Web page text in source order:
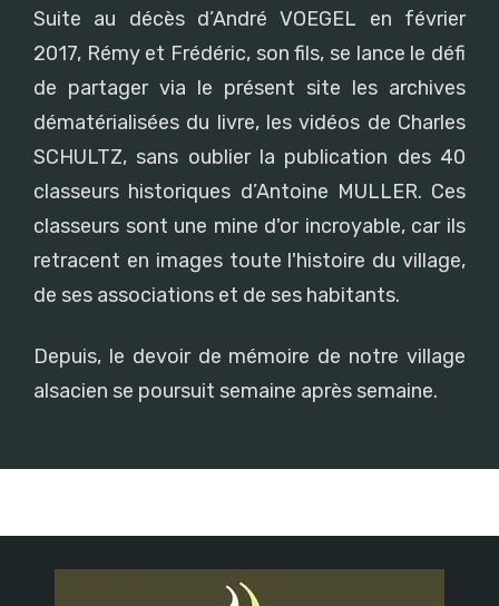
Suite au décès d’André VOEGEL en février
2017, Rémy et Frédéric, son fils, se lance le défi
de partager via le présent site les archives
dématérialisées du livre, les vidéos de Charles
SCHULTZ, sans oublier la publication des 40
classeurs historiques d’Antoine MULLER. Ces
classeurs sont une mine d'or incroyable, car ils
retracent en images toute l'histoire du village,
de ses associations et de ses habitants.
Depuis, le devoir de mémoire de notre village
alsacien se poursuit semaine après semaine.